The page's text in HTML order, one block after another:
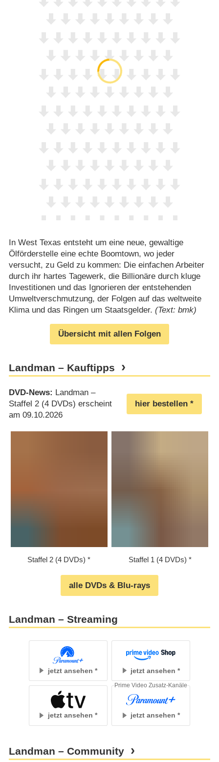
In West Texas entsteht um eine neue, gewaltige
Ölförderstelle eine echte Boomtown, wo jeder
versucht, zu Geld zu kommen: Die einfachen Arbeiter
durch ihr hartes Tagewerk, die Billionäre durch kluge
Investitionen und das Ignorieren der entstehenden
Umweltverschmutzung, der Folgen auf das weltweite
Klima und das Ringen um Staatsgelder. (Text: bmk)
Übersicht mit allen Folgen
Landman – Kauftipps
DVD-News: Landman –
Staffel 2 (4 DVDs) erscheint
am 09.10.2026
hier bestellen
Staffel 2 (4 DVDs) Staffel 1 (4 DVDs)
alle DVDs & Blu-rays
Landman – Streaming
jetzt ansehen jetzt ansehen
jetzt ansehen jetzt ansehen
Prime Video Zusatz-Kanäle
Landman – Community